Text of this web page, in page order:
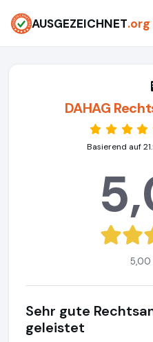
AUSGEZEICHNET.org
DAHAG
Basierend auf
5,00
Sehr gute
geleistet